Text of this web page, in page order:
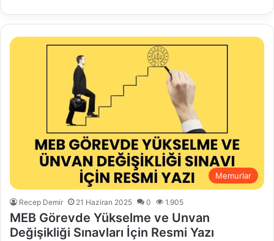
Memurlar
Recep Demir 21 Haziran 2025 0 1.905
MEB Görevde Yükselme ve Unvan
Değişikliği Sınavları İçin Resmi Yazı